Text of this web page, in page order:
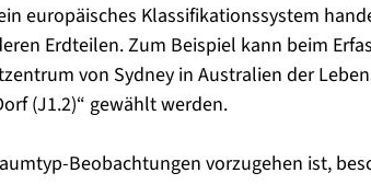
europäisches Klassifikationssystem
Erdteilen. Zum Beispiel kann beim
von Sydney in Australien der
(J1.2)“ gewählt werden.
Beobachtungen vorzugehen ist,